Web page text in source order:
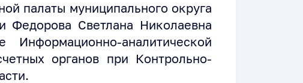
палаты муниципального округа
Федорова Светлана Николаевна
аналитической
органов при Контрольно-